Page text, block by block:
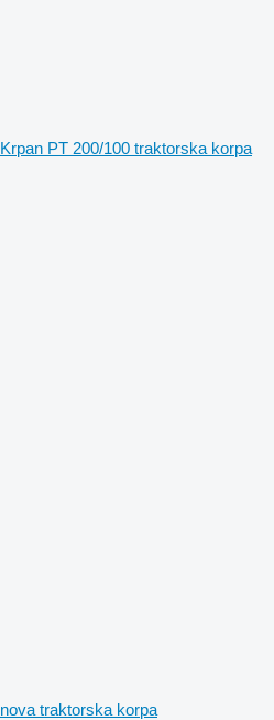
Krpan PT 200/100 traktorska korpa
nova traktorska korpa